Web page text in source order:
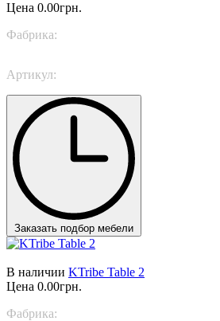
Цена 0.00грн.
Фабрика:
Артикул:
Заказать подбор мебели
В наличии KTribe Table 2
Цена 0.00грн.
Фабрика: